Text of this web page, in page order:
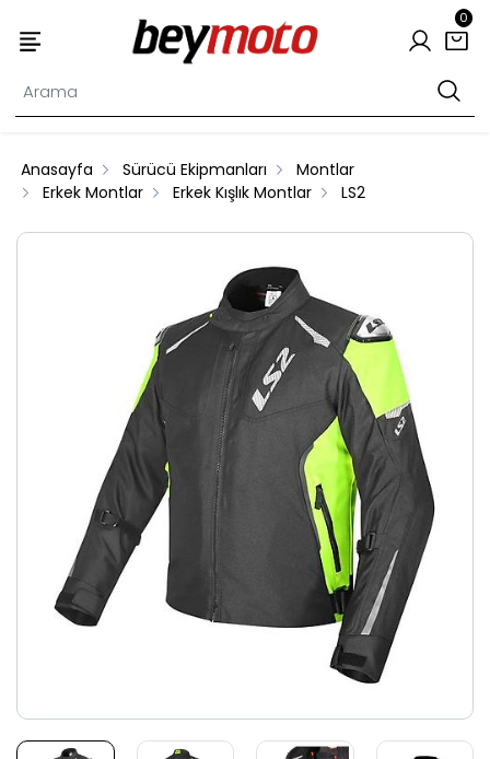
0
Anasayfa Sürücü Ekipmanları
Montlar
Erkek Montlar
Erkek Kışlık Montlar LS2